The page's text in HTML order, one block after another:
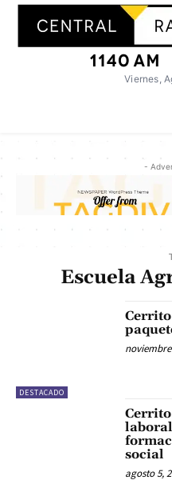
Viernes,
-
Escuela
DESTACADO
noviembre
social
agosto 5,